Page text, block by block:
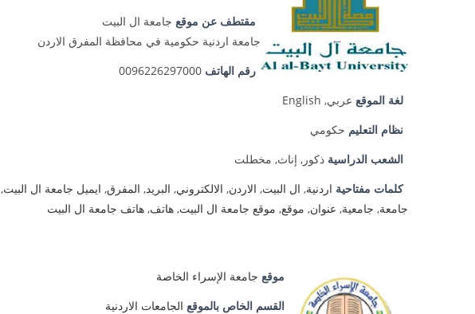
مقتطف عن موقع جامعة ال البيت
جامعة اردنية حكومية في محافظة المفرق الاردن
رقم الهاتف 0096226297000
لغة الموقع عربي, English
نظام التعليم حكومي
الشعب الدراسية ذكور, إناث, مخطلت
كلمات مفتاحية اردنية, ال البيت, الاردن, الالكتروني, البريد, المفرق, ايميل جامعة ال البيت,
جامعة, جامعية, عنوان, موقع, موقع جامعة ال البيت, هاتف, هاتف جامعة ال البيت
موقع جامعة الإسراء الخاصة
القسم الخاص بالموقع الجامعات الاردنية